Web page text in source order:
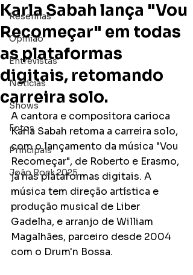
Resenhas
Opinião
Entrevistas
Notícias
Shows
Fotos
Principais
João Rock 2025
Karla Sabah lança "Vou
Recomeçar" em todas
as plataformas
digitais, retomando
carreira solo.
A cantora e compositora carioca
Karla Sabah retoma a carreira solo,
com o lançamento da música "Vou
Recomeçar", de Roberto e Erasmo,
já nas plataformas digitais. A
música tem direção artística e
produção musical de Liber
Gadelha, e arranjo de William
Magalhães, parceiro desde 2004
com o Drum'n Bossa.